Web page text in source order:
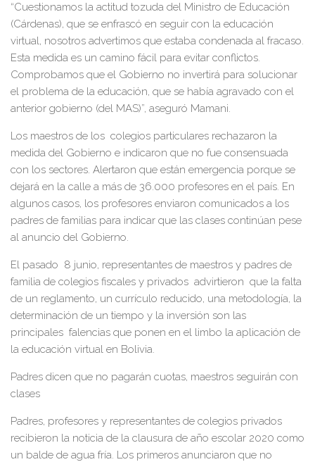
“Cuestionamos la actitud tozuda del Ministro de Educación
(Cárdenas), que se enfrascó en seguir con la educación
virtual, nosotros advertimos que estaba condenada al fracaso.
Esta medida es un camino fácil para evitar conflictos.
Comprobamos que el Gobierno no invertirá para solucionar
el problema de la educación, que se había agravado con el
anterior gobierno (del MAS)”, aseguró Mamani.
Los maestros de los colegios particulares rechazaron la
medida del Gobierno e indicaron que no fue consensuada
con los sectores. Alertaron que están emergencia porque se
dejará en la calle a más de 36.000 profesores en el país. En
algunos casos, los profesores enviaron comunicados a los
padres de familias para indicar que las clases continúan pese
al anuncio del Gobierno.
El pasado 8 junio, representantes de maestros y padres de
familia de colegios fiscales y privados advirtieron que la falta
de un reglamento, un currículo reducido, una metodología, la
determinación de un tiempo y la inversión son las
principales falencias que ponen en el limbo la aplicación de
la educación virtual en Bolivia.
Padres dicen que no pagarán cuotas, maestros seguirán con
clases
Padres, profesores y representantes de colegios privados
recibieron la noticia de la clausura de año escolar 2020 como
un balde de agua fría. Los primeros anunciaron que no